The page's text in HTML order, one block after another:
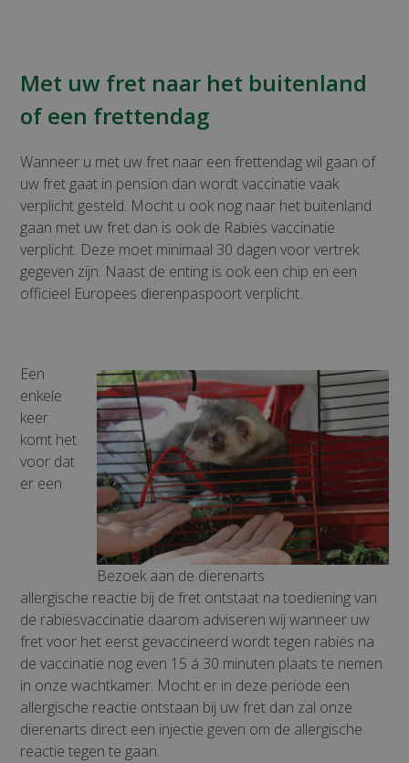
Met uw fret naar het buitenland
of een frettendag
Wanneer u met uw fret naar een frettendag wil gaan of
uw fret gaat in pension dan wordt vaccinatie vaak
verplicht gesteld. Mocht u ook nog naar het buitenland
gaan met uw fret dan is ook de Rabiës vaccinatie
verplicht. Deze moet minimaal 30 dagen voor vertrek
gegeven zijn. Naast de enting is ook een chip en een
officieel Europees dierenpaspoort verplicht.
Bezoek aan de dierenarts
Een
enkele
keer
komt het
voor dat
er een
allergische reactie bij de fret ontstaat na toediening van
de rabiësvaccinatie daarom adviseren wij wanneer uw
fret voor het eerst gevaccineerd wordt tegen rabiës na
de vaccinatie nog even 15 á 30 minuten plaats te nemen
in onze wachtkamer. Mocht er in deze periode een
allergische reactie ontstaan bij uw fret dan zal onze
dierenarts direct een injectie geven om de allergische
reactie tegen te gaan.